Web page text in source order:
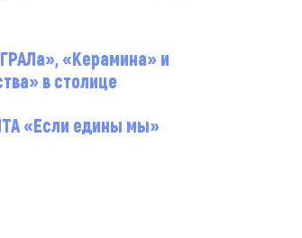
«Керамина» и
в столице
«Если едины мы»